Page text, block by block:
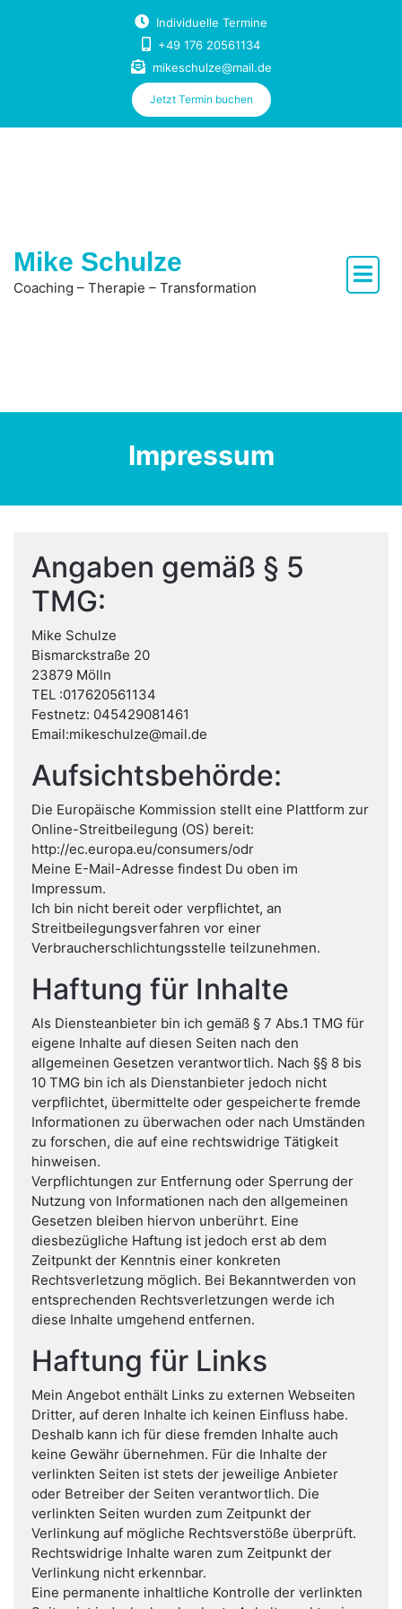
Individuelle Termine
+49 176 20561134
mikeschulze@mail.de
Jetzt Termin buchen
Mike Schulze
Coaching – Therapie – Transformation
Impressum
Angaben gemäß § 5
TMG:
Mike Schulze
Bismarckstraße 20
23879 Mölln
TEL :017620561134
Festnetz: 045429081461
Email:mikeschulze@mail.de
Aufsichtsbehörde:
Die Europäische Kommission stellt eine Plattform zur
Online-Streitbeilegung (OS) bereit:
http://ec.europa.eu/consumers/odr
Meine E-Mail-Adresse findest Du oben im
Impressum.
Ich bin nicht bereit oder verpflichtet, an
Streitbeilegungsverfahren vor einer
Verbraucherschlichtungsstelle teilzunehmen.
Haftung für Inhalte
Als Diensteanbieter bin ich gemäß § 7 Abs.1 TMG für
eigene Inhalte auf diesen Seiten nach den
allgemeinen Gesetzen verantwortlich. Nach §§ 8 bis
10 TMG bin ich als Dienstanbieter jedoch nicht
verpflichtet, übermittelte oder gespeicherte fremde
Informationen zu überwachen oder nach Umständen
zu forschen, die auf eine rechtswidrige Tätigkeit
hinweisen.
Verpflichtungen zur Entfernung oder Sperrung der
Nutzung von Informationen nach den allgemeinen
Gesetzen bleiben hiervon unberührt. Eine
diesbezügliche Haftung ist jedoch erst ab dem
Zeitpunkt der Kenntnis einer konkreten
Rechtsverletzung möglich. Bei Bekanntwerden von
entsprechenden Rechtsverletzungen werde ich
diese Inhalte umgehend entfernen.
Haftung für Links
Mein Angebot enthält Links zu externen Webseiten
Dritter, auf deren Inhalte ich keinen Einfluss habe.
Deshalb kann ich für diese fremden Inhalte auch
keine Gewähr übernehmen. Für die Inhalte der
verlinkten Seiten ist stets der jeweilige Anbieter
oder Betreiber der Seiten verantwortlich. Die
verlinkten Seiten wurden zum Zeitpunkt der
Verlinkung auf mögliche Rechtsverstöße überprüft.
Rechtswidrige Inhalte waren zum Zeitpunkt der
Verlinkung nicht erkennbar.
Eine permanente inhaltliche Kontrolle der verlinkten